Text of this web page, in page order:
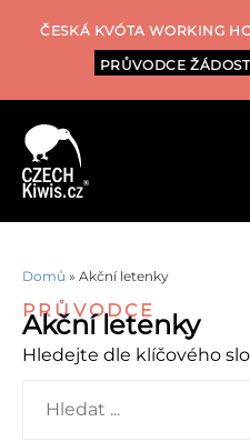
ČESKÁ KVÓTA WORKING
PRŮVODCE
Domů » Akční letenky
PRŮVODCE
Akční letenky
Hledejte dle klíčového